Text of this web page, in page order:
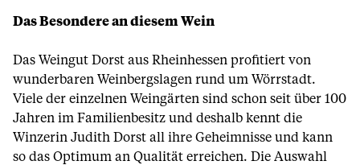
Das Besondere an diesem Wein
Das Weingut Dorst aus Rheinhessen profitiert von
wunderbaren Weinbergslagen rund um Wörrstadt.
Viele der einzelnen Weingärten sind schon seit über 100
Jahren im Familienbesitz und deshalb kennt die
Winzerin Judith Dorst all ihre Geheimnisse und kann
so das Optimum an Qualität erreichen. Die Auswahl